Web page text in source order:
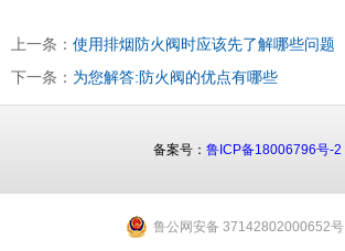
上一条： 使用排烟防火阀时应该先了解哪些问题
下一条： 为您解答:防火阀的优点有哪些
备案号： 鲁ICP备18006796号-2
鲁公网安备 37142802000652号